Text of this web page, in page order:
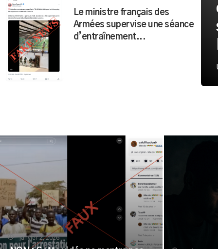
Le ministre français des
Armées supervise une séance
d’entraînement...
janvier 2, 2026